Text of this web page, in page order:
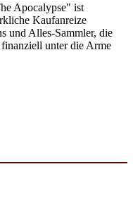
Apocalypse" ist
Kaufanreize
und Alles-Sammler, die
unter die Arme